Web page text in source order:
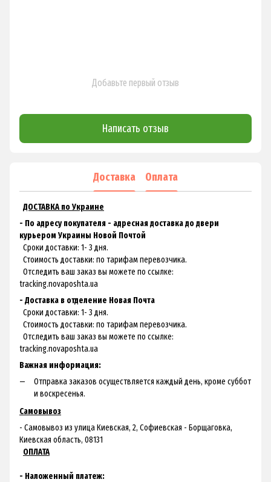
Добавьте первый отзыв
Написать отзыв
Доставка Оплата
ДОСТАВКА по Украине
- По адресу покупателя - адресная доставка до двери
курьером Украины Новой Почтой
Сроки доставки: 1- 3 дня.
Стоимость доставки: по тарифам перевозчика.
Отследить ваш заказ вы можете по ссылке:
tracking.novaposhta.ua
- Доставка в отделение Новая Почта
Сроки доставки: 1- 3 дня.
Стоимость доставки: по тарифам перевозчика.
Отследить ваш заказ вы можете по ссылке:
tracking.novaposhta.ua
Важная информация:
Отправка заказов осуществляется каждый день, кроме суббот
и воскресенья.
Самовывоз
- Самовывоз из улица Киевская, 2, Софиевская - Борщаговка,
Киевская область, 08131
ОПЛАТА
- Наложенный платеж: